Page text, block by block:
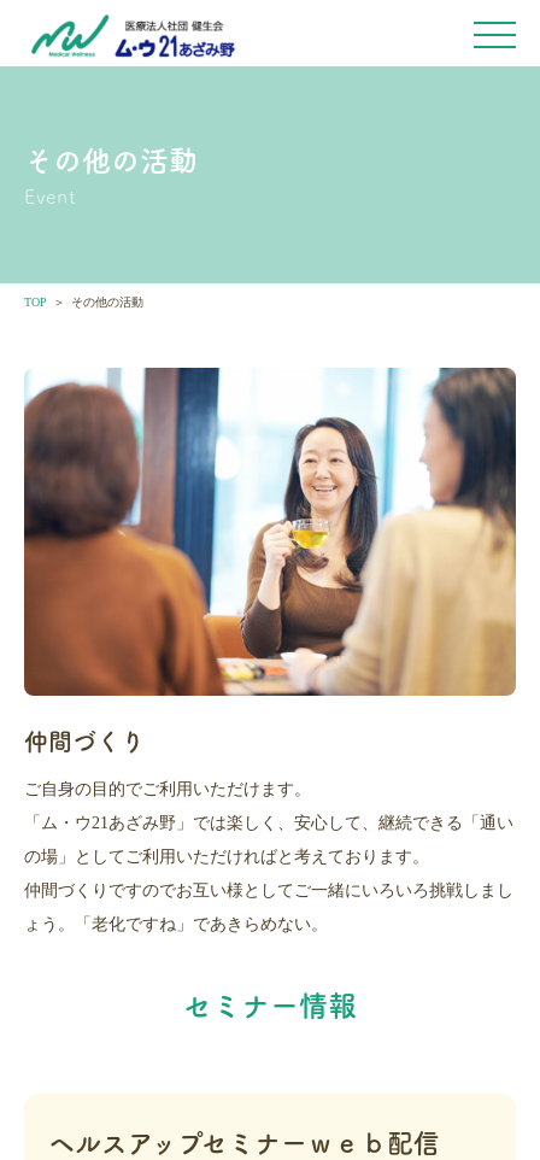
その他の活動
Event
TOP その他の活動
仲間づくり
ご自身の目的でご利用いただけます。
「ム・ウ21あざみ野」では楽しく、安心して、継続できる「通い
の場」としてご利用いただければと考えております。
仲間づくりですのでお互い様としてご一緒にいろいろ挑戦しまし
ょう。「老化ですね」であきらめない。
セミナー情報
ヘルスアップセミナーｗｅｂ配信